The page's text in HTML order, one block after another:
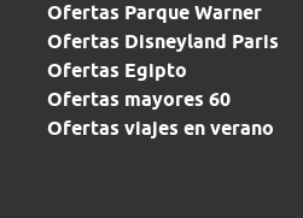
Ofertas Parque Warner
Ofertas Disneyland Paris
Ofertas Egipto
Ofertas mayores 60
Ofertas viajes en verano